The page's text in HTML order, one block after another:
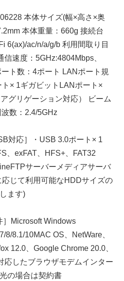
本体サイズ(幅×高さ×奥
本体重量：660g 接続台
6(ax)/ac/n/a/g/b 利用間取り目
速度：5GHz:4804Mbps、
ト数：4ポート LANポート規
× 1ギガビットLANポート×
グリゲーション対応） ビーム
数：2.4/5GHz
対応］・USB 3.0ポート× 1
、exFAT、HFS+、FAT32
サーバーメディアサーバ
じて利用可能なHDDサイズの
ます)
］Microsoft Windows
8.1/10MAC OS、NetWare、
12.0、Google Chrome 20.0、
応したブラウザモデムインター
の場合は契約書